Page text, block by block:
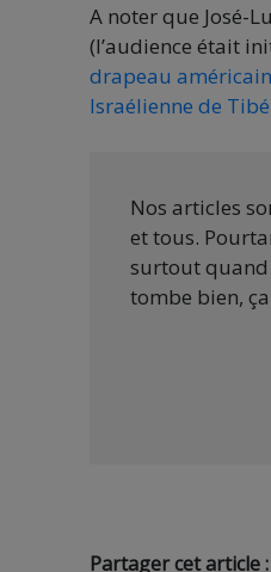
A noter que José-
(l’audience était
drapeau
Israélienne de
Nos articles
et tous.
surtout quand
tombe bien, ça
Partager cet article :